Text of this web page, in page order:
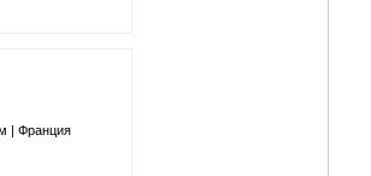
| Франция